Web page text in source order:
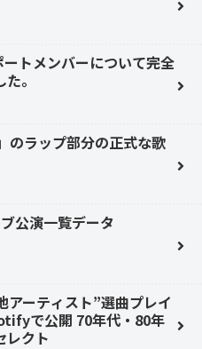
トメンバーについて完全
。
のラップ部分の正式な歌
公演一覧データ
アーティスト”選曲プレイ
で公開 70年代・80年
レクト